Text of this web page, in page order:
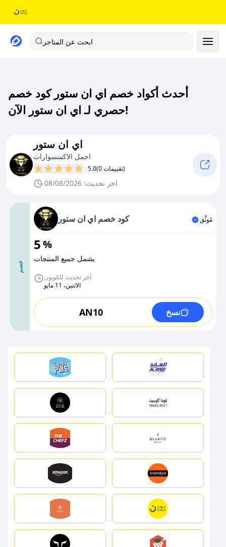
ابحث عن المتاجر
أحدث أكواد خصم اي ان ستور كود خصم
حصري لـ اي ان ستور الآن!
اي ان ستور
اجمل الاكسسوارات
5.0 (0 تقييمات)
اخر تحديث: 08/08/2026
خصم
كود خصم اي ان ستور مُوثَّق
5%
يشمل جميع المنتجات
آخر تحديث للكوبون
الاثنين، 11 مايو
AN10 نسخ